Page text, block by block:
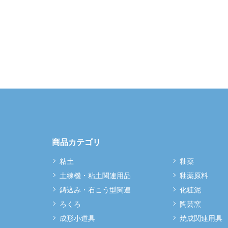
商品カテゴリ
粘土
土練機・粘土関連用品
鋳込み・石こう型関連
ろくろ
成形小道具
釉薬
釉薬原料
化粧泥
陶芸窯
焼成関連用具